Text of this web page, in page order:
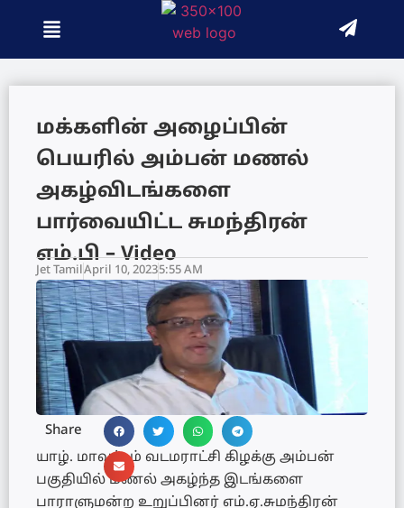
மக்களின் அழைப்பின்
பெயரில் அம்பன் மணல்
அகழ்விடங்களை
பார்வையிட்ட சுமந்திரன்
எம்.பி – Video
Jet TamilApril 10, 20235:55 AM
Share
யாழ். மாவட்டம் வடமராட்சி கிழக்கு அம்பன்
பகுதியில் மணல் அகழ்ந்த இடங்களை
பாராளுமன்ற உறுப்பினர் எம்.ஏ.சுமந்திரன்